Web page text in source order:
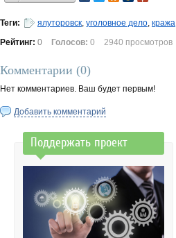
Теги: ялуторовск, уголовное дело, кража
Рейтинг: 0 Голосов: 0 2940 просмотров
Комментарии (0)
Нет комментариев. Ваш будет первым!
Добавить комментарий
Поддержать проект